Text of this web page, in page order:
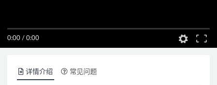
0:00 / 0:00
详情介绍 常见问题